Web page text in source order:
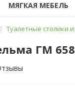
МЯГКАЯ МЕБЕЛЬ
Туалетные столики
ГМ